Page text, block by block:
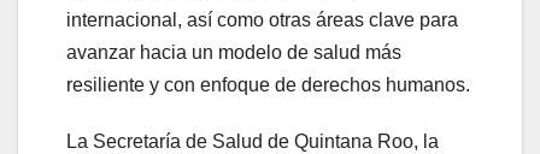
internacional, así como otras áreas clave para
avanzar hacia un modelo de salud más
resiliente y con enfoque de derechos humanos.
La Secretaría de Salud de Quintana Roo, la